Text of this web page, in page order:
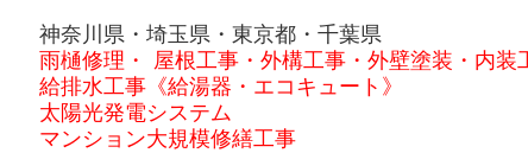
神奈川県・埼玉県・東京都・千葉県
雨樋修理・ 屋根工事・外構工事・外壁塗装・内装
給排水工事《給湯器・エコキュート》
太陽光発電システム
マンション大規模修繕工事